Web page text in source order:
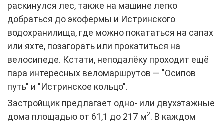
раскинулся лес, также на машине легко
добраться до экофермы и Истринского
водохранилища, где можно покататься на сапах
или яхте, позагорать или прокатиться на
велосипеде. Кстати, неподалёку проходит ещё
пара интересных веломаршрутов — "Осипов
путь" и "Истринское кольцо".
Застройщик предлагает одно- или двухэтажные
дома площадью от 61,1 до 217 м2. В каждом